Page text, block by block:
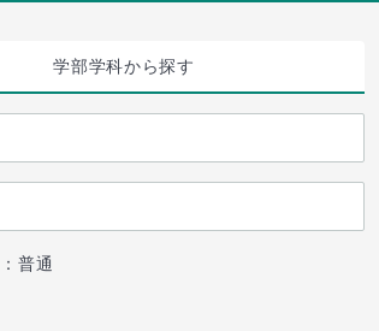
学部学科から探す
：普通